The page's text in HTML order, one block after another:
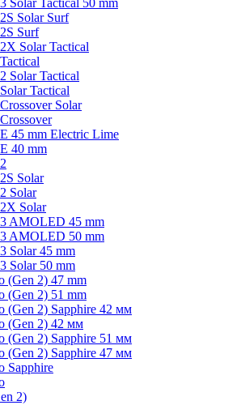
Solar Tactical 50 mm
Solar Surf
Surf
Solar Tactical
Solar Tactical
Tactical
Solar
45 mm Electric Lime
40 mm
Solar
Solar
Solar
AMOLED 45 mm
AMOLED 50 mm
Solar 45 mm
Solar 50 mm
(Gen 2) 47 mm
(Gen 2) 51 mm
(Gen 2) Sapphire 42 мм
(Gen 2) 42 мм
(Gen 2) Sapphire 51 мм
(Gen 2) Sapphire 47 мм
Sapphire
2)